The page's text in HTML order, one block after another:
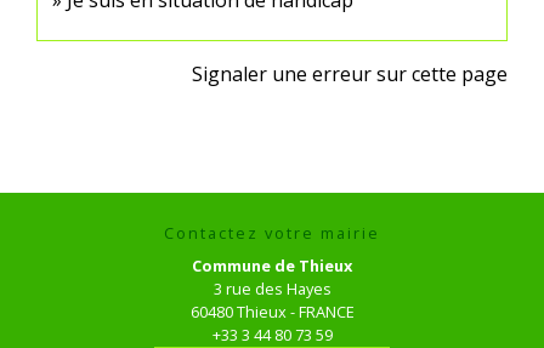
Signaler une erreur sur cette page
Contactez votre mairie
Commune de Thieux
3 rue des Hayes
60480 Thieux - FRANCE
+33 3 44 80 73 59